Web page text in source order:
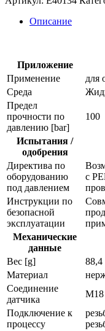
адаптер
датчиков
e40134
Описание
Приложение
Применение
для
Среда
Предел
прочности по
давлению [bar]
100
Испытания /
одобрения
Директива по
оборудованию
под давлением
с
Инструкции по
безопасной
эксплуатации
Механические
данные
Вес [g]
88,4
Материал
Соединение
датчика
M18
Подключение к
процессу